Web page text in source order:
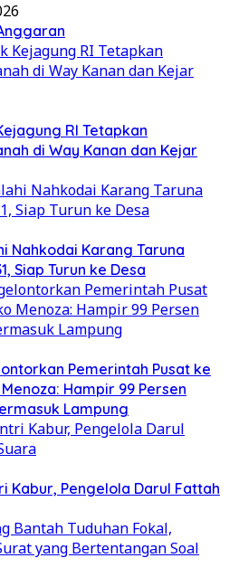
RI Tetapkan
di Way Kanan dan Kejar
Nahkodai Karang Taruna
Siap Turun ke Desa
Pemerintah Pusat ke
Hampir 99 Persen
Lampung
Kabur, Pengelola Darul Fattah